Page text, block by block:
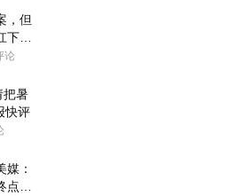
，但
去
论
把暑
快评
媒：
，